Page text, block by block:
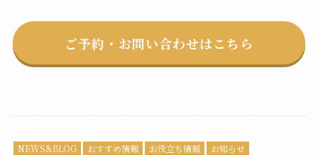
ご予約・お問い合わせはこちら
NEWS&BLOG おすすめ情報 お役立ち情報 お知らせ